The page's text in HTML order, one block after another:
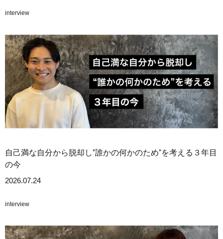
interview
自己満な自分から脱却し"誰かの何かのため"を考える３年目
の今
2026.07.24
interview